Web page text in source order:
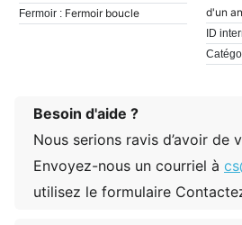
Fermoir : Fermoir boucle
d'un an
ID
Besoin d'aide ?
Nous serions ravis d’avoir de
Envoyez-nous un courriel à
utilisez le formulaire